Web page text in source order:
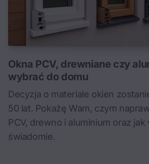
Okna PCV, drewniane czy
wybrać do domu
Decyzja o materiale okien
50 lat. Pokażę Wam, czym
PCV, drewno i aluminium oraz jak
świadomie.